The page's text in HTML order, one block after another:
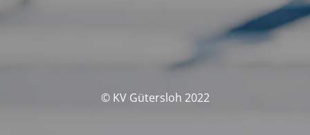
© KV Gütersloh 2022